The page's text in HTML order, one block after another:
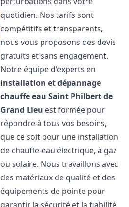
quotidien. Nos tarifs sont
compétitifs et transparents,
nous vous proposons des devis
gratuits et sans engagement.
Notre équipe d'experts en
installation et dépannage
chauffe eau Saint Philbert de
Grand Lieu est formée pour
répondre à tous vos besoins,
que ce soit pour une installation
de chauffe-eau électrique, à gaz
ou solaire. Nous travaillons avec
des matériaux de qualité et des
équipements de pointe pour
garantir la sécurité et la fiabilité